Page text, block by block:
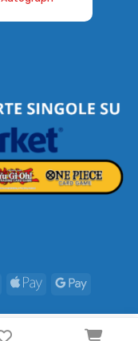
MasterCard
Apple
Google